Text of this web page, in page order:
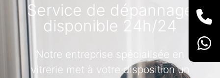
Service de dépannage
disponible 24h/24
Notre entreprise spécialisée en
vitrerie met à votre disposition un